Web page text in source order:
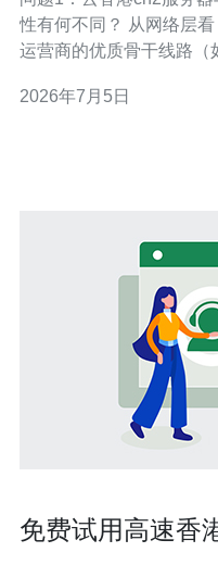
性有何不同？ 从网络层
运营商的优质骨干线路（
概率较低，从而在一定程
2026年7月5日
免费试用高速香